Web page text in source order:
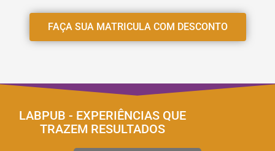
FAÇA SUA MATRICULA COM DESCONTO
LABPUB - EXPERIÊNCIAS QUE
TRAZEM RESULTADOS